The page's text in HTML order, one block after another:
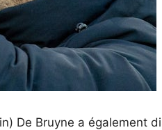
De Bruyne a également